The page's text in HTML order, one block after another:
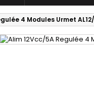
4 Modules Urmet